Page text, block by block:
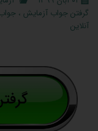
گرفتن جواب آزمایش ،
آنلاین